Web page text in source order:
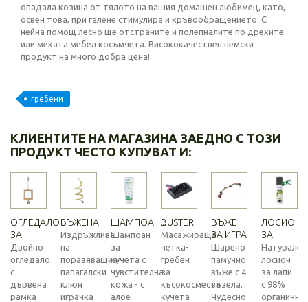
опадала козина от тялото на вашия домашен любимец, като,
освен това, при галене стимулира и кръвообращението. С
нейна помощ лесно ще отстраните и полепналите по дрехите
или меката мебел косъмчета. Висококачествен немски
продукт на много добра цена!
гребени
КЛИЕНТИТЕ НА МАГАЗИНА ЗАЕДНО С ТОЗИ
ПРОДУКТ ЧЕСТО КУПУВАТ И:
ОГЛЕДАЛО
ЗА...
Двойно
огледало
с
дървена
рамка
ВЪЖЕНА...
Издръжлива
на
поразяващия
папагалски
клюн
играчка
ШАМПОАН...
Шампоан
за
кучета с
чувстителна
кожа - с
алое
BUSTER...
Масажираща
четка-
гребен
за
късокосмести
кучета
ВЪЖЕ
ЗА ИГРА
Шарено
памучно
въже с 4
възела.
Чудесно
ЛОСИОН
ЗА...
Натурален
лосион
за лапи
с 98%